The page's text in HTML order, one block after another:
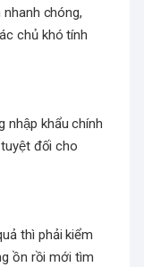
chóng,
chủ khó tính
nhập khẩu chính
đối cho
thì phải kiểm
ồn rồi mới tìm